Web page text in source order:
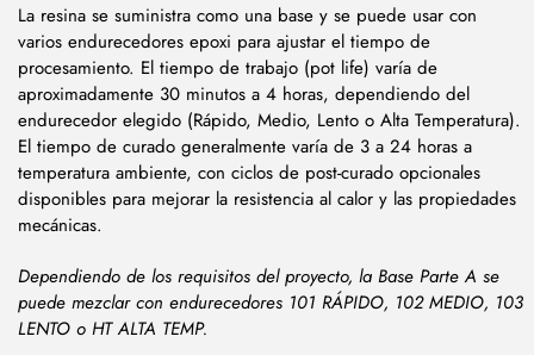
La resina se suministra como una base y se puede usar con
varios endurecedores epoxi para ajustar el tiempo de
procesamiento. El tiempo de trabajo (pot life) varía de
aproximadamente 30 minutos a 4 horas, dependiendo del
endurecedor elegido (Rápido, Medio, Lento o Alta Temperatura).
El tiempo de curado generalmente varía de 3 a 24 horas a
temperatura ambiente, con ciclos de post-curado opcionales
disponibles para mejorar la resistencia al calor y las propiedades
mecánicas.
Dependiendo de los requisitos del proyecto, la Base Parte A se
puede mezclar con endurecedores 101 RÁPIDO, 102 MEDIO, 103
LENTO o HT ALTA TEMP.